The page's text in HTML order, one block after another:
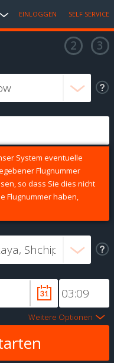
EINLOGGEN SELF SERVICE
System eventuelle
Flugnummer
so dass Sie dies nicht
Flugnummer haben,
Weitere Optionen